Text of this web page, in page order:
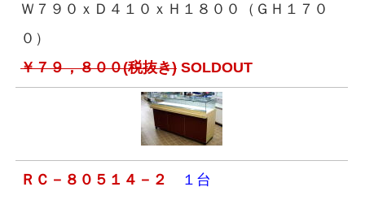
Ｗ７９０ｘＤ４１０ｘＨ１８００（ＧＨ１７０
０）
￥７９，８００(税抜き) SOLDOUT
ＲＣ－８０５１４－２
１台